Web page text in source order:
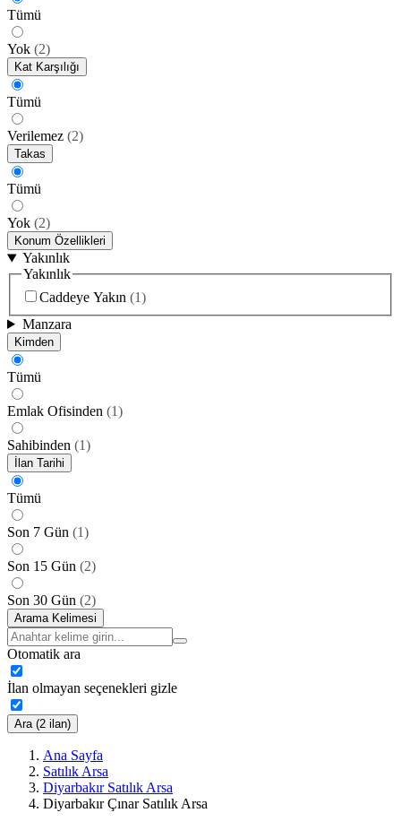
Tümü
Yok (2)
Kat Karşılığı
Tümü
Verilemez (2)
Takas
Tümü
Yok (2)
Konum Özellikleri
Yakınlık
Yakınlık
Caddeye Yakın (1)
Manzara
Kimden
Tümü
Emlak Ofisinden (1)
Sahibinden (1)
İlan Tarihi
Tümü
Son 7 Gün (1)
Son 15 Gün (2)
Son 30 Gün (2)
Arama Kelimesi
Otomatik ara
İlan olmayan seçenekleri gizle
Ara (2 ilan)
Ana Sayfa
Satılık Arsa
Diyarbakır Satılık Arsa
Diyarbakır Çınar Satılık Arsa